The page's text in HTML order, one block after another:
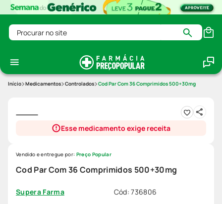
Procurar no site
Medicamentos Controlados Cod Par Com 36 Comprimidos 500+30mg
Esse medicamento exige receita
Cod Par Com 36 Comprimidos 500+30mg
Supera Farma Cód:736806
Vendido e entregue por: Preço Popular